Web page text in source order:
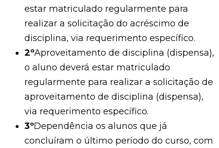
estar matriculado regularmente para
realizar a solicitação do acréscimo de
disciplina, via requerimento específico.
2ºAproveitamento de disciplina (dispensa),
o aluno deverá estar matriculado
regularmente para realizar a solicitação de
aproveitamento de disciplina (dispensa),
via requerimento específico.
3ºDependência os alunos que já
concluíram o último período do curso, com